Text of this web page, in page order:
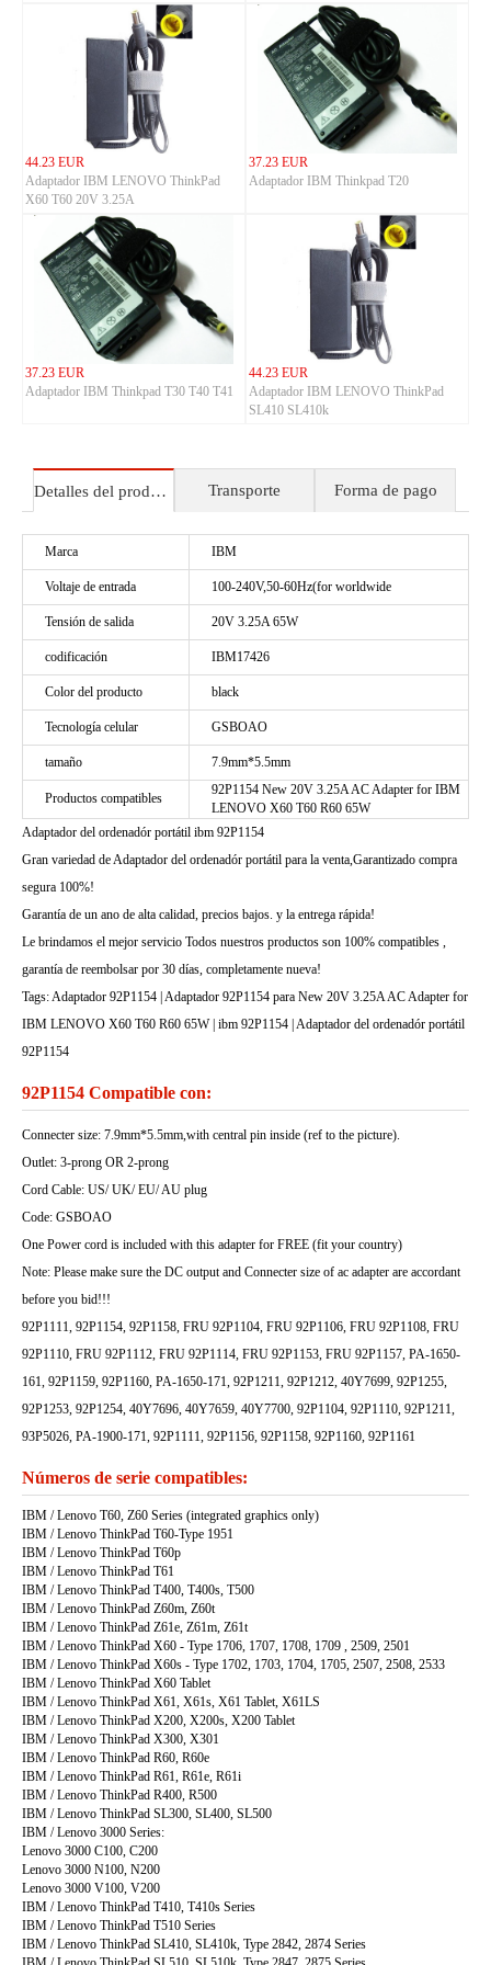
44.23 EUR
Adaptador IBM LENOVO ThinkPad
X60 T60 20V 3.25A
37.23 EUR
Adaptador IBM Thinkpad T20
37.23 EUR
Adaptador IBM Thinkpad T30 T40 T41
44.23 EUR
Adaptador IBM LENOVO ThinkPad
SL410 SL410k
Detalles del producto Transporte Forma de pago
Marca IBM
Voltaje de entrada 100-240V,50-60Hz(for worldwide
Tensión de salida 20V 3.25A 65W
codificación IBM17426
Color del producto black
Tecnología celular GSBOAO
tamaño 7.9mm*5.5mm
Productos compatibles
92P1154 New 20V 3.25A AC Adapter for IBM
LENOVO X60 T60 R60 65W
Adaptador del ordenadór portátil ibm 92P1154
Gran variedad de Adaptador del ordenadór portátil para la venta,Garantizado compra
segura 100%!
Garantía de un ano de alta calidad, precios bajos. y la entrega rápida!
Le brindamos el mejor servicio Todos nuestros productos son 100% compatibles ,
garantía de reembolsar por 30 días, completamente nueva!
Tags: Adaptador 92P1154 | Adaptador 92P1154 para New 20V 3.25A AC Adapter for
IBM LENOVO X60 T60 R60 65W | ibm 92P1154 | Adaptador del ordenadór portátil
92P1154
92P1154 Compatible con:
Connecter size: 7.9mm*5.5mm,with central pin inside (ref to the picture).
Outlet: 3-prong OR 2-prong
Cord Cable: US/ UK/ EU/ AU plug
Code: GSBOAO
One Power cord is included with this adapter for FREE (fit your country)
Note: Please make sure the DC output and Connecter size of ac adapter are accordant
before you bid!!!
92P1111, 92P1154, 92P1158, FRU 92P1104, FRU 92P1106, FRU 92P1108, FRU
92P1110, FRU 92P1112, FRU 92P1114, FRU 92P1153, FRU 92P1157, PA-1650-
161, 92P1159, 92P1160, PA-1650-171, 92P1211, 92P1212, 40Y7699, 92P1255,
92P1253, 92P1254, 40Y7696, 40Y7659, 40Y7700, 92P1104, 92P1110, 92P1211,
93P5026, PA-1900-171, 92P1111, 92P1156, 92P1158, 92P1160, 92P1161
Números de serie compatibles:
IBM / Lenovo T60, Z60 Series (integrated graphics only)
IBM / Lenovo ThinkPad T60-Type 1951
IBM / Lenovo ThinkPad T60p
IBM / Lenovo ThinkPad T61
IBM / Lenovo ThinkPad T400, T400s, T500
IBM / Lenovo ThinkPad Z60m, Z60t
IBM / Lenovo ThinkPad Z61e, Z61m, Z61t
IBM / Lenovo ThinkPad X60 - Type 1706, 1707, 1708, 1709 , 2509, 2501
IBM / Lenovo ThinkPad X60s - Type 1702, 1703, 1704, 1705, 2507, 2508, 2533
IBM / Lenovo ThinkPad X60 Tablet
IBM / Lenovo ThinkPad X61, X61s, X61 Tablet, X61LS
IBM / Lenovo ThinkPad X200, X200s, X200 Tablet
IBM / Lenovo ThinkPad X300, X301
IBM / Lenovo ThinkPad R60, R60e
IBM / Lenovo ThinkPad R61, R61e, R61i
IBM / Lenovo ThinkPad R400, R500
IBM / Lenovo ThinkPad SL300, SL400, SL500
IBM / Lenovo 3000 Series:
Lenovo 3000 C100, C200
Lenovo 3000 N100, N200
Lenovo 3000 V100, V200
IBM / Lenovo ThinkPad T410, T410s Series
IBM / Lenovo ThinkPad T510 Series
IBM / Lenovo ThinkPad SL410, SL410k, Type 2842, 2874 Series